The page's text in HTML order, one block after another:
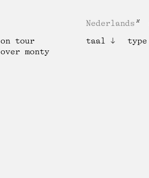
on tour
over monty
Nederlands
taal
type